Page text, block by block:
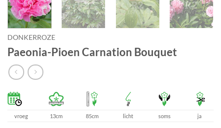
DONKERROZE
Paeonia-Pioen Carnation Bouquet
vroeg 13cm 85cm licht soms ja